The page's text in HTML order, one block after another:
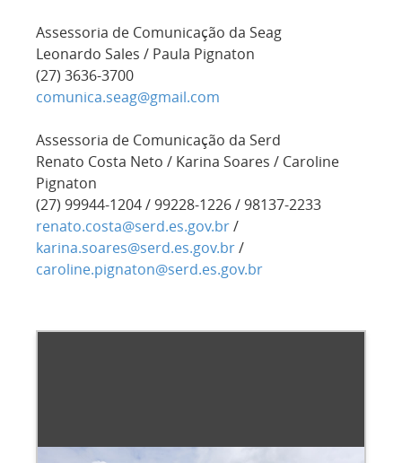
Assessoria de Comunicação da Seag
Leonardo Sales / Paula Pignaton
(27) 3636-3700
comunica.seag@gmail.com
Assessoria de Comunicação da Serd
Renato Costa Neto / Karina Soares / Caroline
Pignaton
(27) 99944-1204 / 99228-1226 / 98137-2233
renato.costa@serd.es.gov.br/
karina.soares@serd.es.gov.br/
caroline.pignaton@serd.es.gov.br